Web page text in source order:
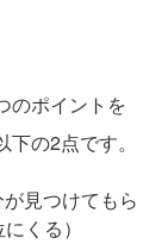
のポイントを
の2点です。
見つけてもら
くる）